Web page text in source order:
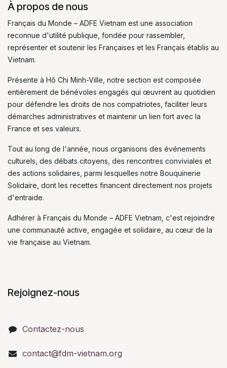
À propos de nous
Français du Monde – ADFE Vietnam est une association
reconnue d'utilité publique, fondée pour rassembler,
représenter et soutenir les Françaises et les Français établis au
Vietnam.
Présente à Hô Chi Minh-Ville, notre section est composée
entièrement de bénévoles engagés qui œuvrent au quotidien
pour défendre les droits de nos compatriotes, faciliter leurs
démarches administratives et maintenir un lien fort avec la
France et ses valeurs.
Tout au long de l'année, nous organisons des événements
culturels, des débats citoyens, des rencontres conviviales et
des actions solidaires, parmi lesquelles notre Bouquinerie
Solidaire, dont les recettes financent directement nos projets
d'entraide.
Adhérer à Français du Monde – ADFE Vietnam, c'est rejoindre
une communauté active, engagée et solidaire, au cœur de la
vie française au Vietnam.
Rejoignez-nous
Contactez-nous
contact@fdm-vietnam.org